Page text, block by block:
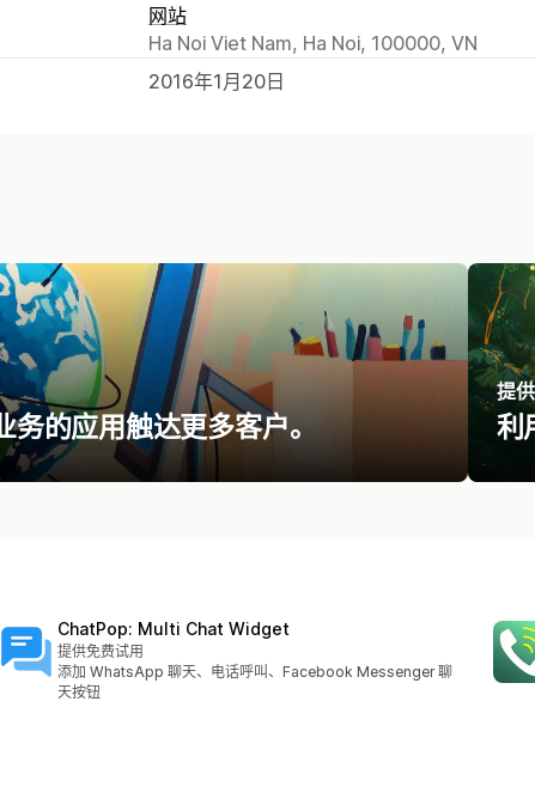
网站
Ha Noi Viet Nam, Ha Noi, 100000, VN
2016年1月20日
的应用触达更多客户。
提
利
ChatPop: Multi Chat Widget
提供免费试用
添加 WhatsApp 聊天、电话呼叫、Facebook Messenger 聊
天按钮